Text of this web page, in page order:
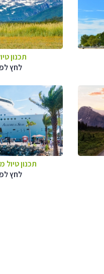
תכנון
לחץ
תכנון טיול
לחץ